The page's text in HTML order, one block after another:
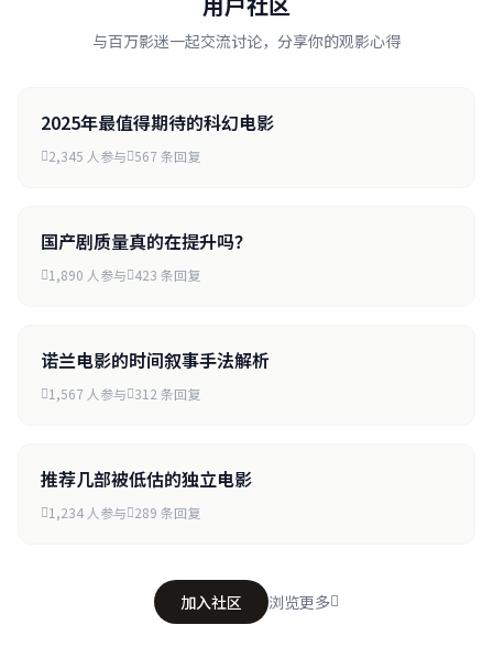
与百万影迷一起交流讨论，分享你的观影心得
2025年最值得期待的科幻电影
2,345 人参与 567 条回复
国产剧质量真的在提升吗？
1,890 人参与 423 条回复
诺兰电影的时间叙事手法解析
1,567 人参与 312 条回复
推荐几部被低估的独立电影
1,234 人参与 289 条回复
加入社区 浏览更多